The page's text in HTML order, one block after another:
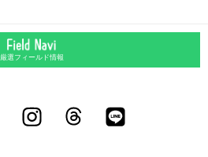
厳選フィールド情報